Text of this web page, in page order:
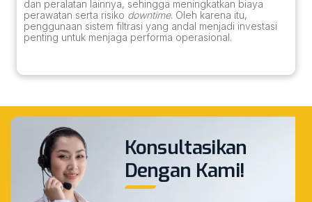
dan peralatan lainnya, sehingga meningkatkan biaya
perawatan serta risiko downtime. Oleh karena itu,
penggunaan sistem filtrasi yang andal menjadi investasi
penting untuk menjaga performa operasional.
Konsultasikan
Dengan Kami!